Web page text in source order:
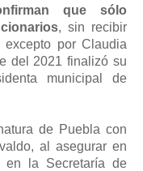
que sólo
, sin recibir
excepto por Claudia
del 2021 finalizó su
municipal de
de Puebla con
al asegurar en
en la Secretaría de